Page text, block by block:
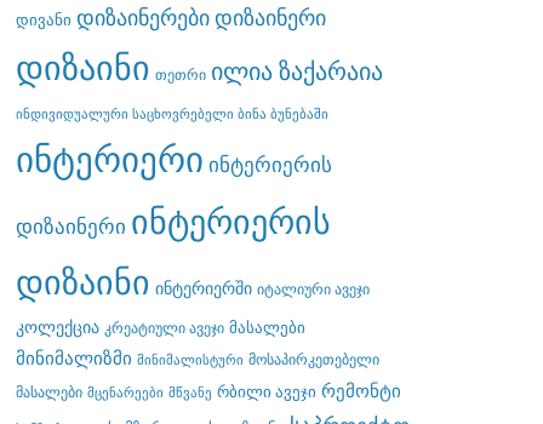
დივანი დიზაინერებიდიზაინერი
დიზაინი თეთრი ილია ზაქარაია
ინდივიდუალური საცხოვრებელი ბინა ბუნებაში
ინტერიერი ინტერიერის
დიზაინერი ინტერიერის
დიზაინი ინტერიერში იტალიური ავეჯი
კოლექცია კრეატიული ავეჯი მასალები
მინიმალიზმი მინიმალისტური მოსაპირკეთებელი
მასალები მცენარეები მწვანე რბილი ავეჯი რემონტი